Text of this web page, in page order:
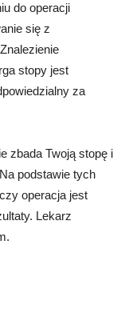
do operacji
się z
stopy jest
za
zbada Twoją stopę i
podstawie tych
operacja jest
Lekarz